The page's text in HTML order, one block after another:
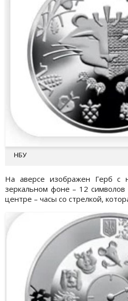
НБУ
На аверсе изображен Герб с
зеркальном фоне – 12 символов
центре – часы со стрелкой,